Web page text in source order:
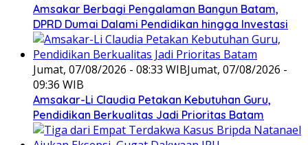
Amsakar Berbagi Pengalaman Bangun Batam,
DPRD Dumai Dalami Pendidikan hingga Investasi
Jumat, 07/08/2026 - 08:33 WIBJumat, 07/08/2026 -
09:36 WIB
Amsakar-Li Claudia Petakan Kebutuhan Guru,
Pendidikan Berkualitas Jadi Prioritas Batam